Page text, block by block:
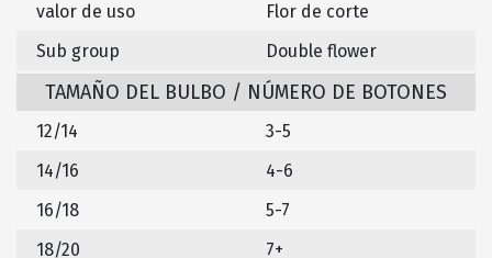
valor de uso
Flor de corte
Sub group
Double flower
TAMAÑO DEL BULBO / NÚMERO DE BOTONES
12/14
3-5
14/16
4-6
16/18
5-7
18/20
7+